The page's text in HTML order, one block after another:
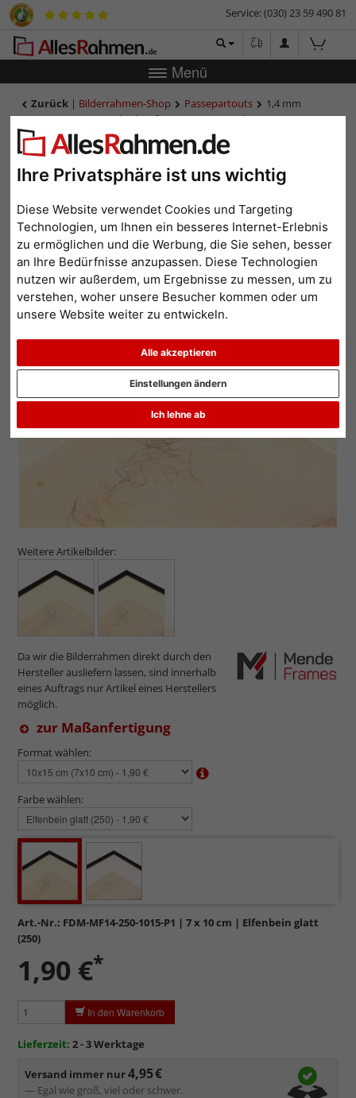
Ihre Privatsphäre ist uns wichtig
Diese Website verwendet Cookies und Targeting
Technologien, um Ihnen ein besseres Internet-Erlebnis
zu ermöglichen und die Werbung, die Sie sehen, besser
an Ihre Bedürfnisse anzupassen. Diese Technologien
nutzen wir außerdem, um Ergebnisse zu messen, um zu
verstehen, woher unsere Besucher kommen oder um
unsere Website weiter zu entwickeln.
Alle akzeptieren
Ich lehne ab
Einstellungen ändern
Service: (030) 23 59 490 81
Menü
Zurück | Bilderrahmen-Shop Passepartouts
1,4 mm
Passepartout in Standardgrößen, Museumsqualität
1,4 mm Passepartout in
Standardgrößen,
Museumsqualität
Weitere Artikelbilder:
Da wir die Bilderrahmen direkt durch den
Hersteller ausliefern lassen, sind innerhalb
eines Auftrags nur Artikel eines Herstellers
möglich.
zur Maßanfertigung
Format wählen:
Farbe wählen:
Art.-Nr.: FDM-MF14-250-1015-P1 | 7 x 10 cm | Elfenbein glatt
(250)
1,90 €*
In den Warenkorb
Lieferzeit: 2 - 3 Werktage
Versand immer nur4,95 €
— Egal wie groß, viel oder schwer.